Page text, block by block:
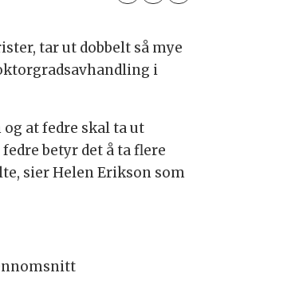
tar ut dobbelt så mye
i
at fedre skal ta ut
betyr det å ta flere
sier Helen Erikson som